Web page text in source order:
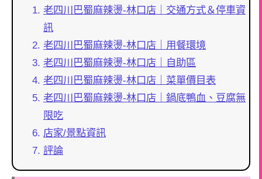
老四川巴蜀麻辣燙-林口店｜交通方式＆停車資
訊
老四川巴蜀麻辣燙-林口店｜用餐環境
老四川巴蜀麻辣燙-林口店｜自助區
老四川巴蜀麻辣燙-林口店｜菜單價目表
老四川巴蜀麻辣燙-林口店｜鍋底鴨血、豆腐無
限吃
店家/景點資訊
評論